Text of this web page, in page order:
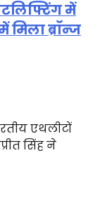
में
मिला ब्रॉन्ज
एथलीटों
सिंह ने